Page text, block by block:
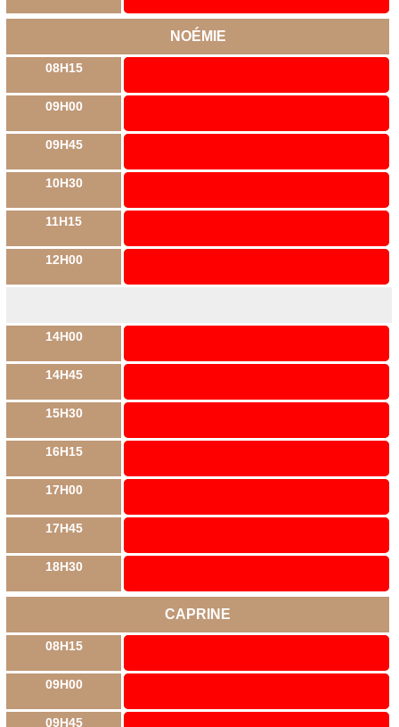
NOÉMIE
08H15
09H00
09H45
10H30
11H15
12H00
14H00
14H45
15H30
16H15
17H00
17H45
18H30
CAPRINE
08H15
09H00
09H45